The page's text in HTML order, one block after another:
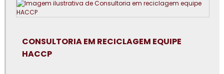
Consultoria em boas práticas em laboratórios
Consultoria para certificação GMP+2020
CONSULTORIA EM RECICLAGEM EQUIPE
HACCP